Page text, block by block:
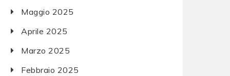
Maggio 2025
Aprile 2025
Marzo 2025
Febbraio 2025